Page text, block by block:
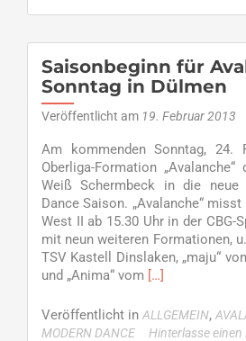
–
der
West
JMD
in
Saisonbeginn für
Sonntag in Dülmen
Veröffentlicht am 19. Februar 2013
Am kommenden Sonntag, 24.
Oberliga-Formation „Avalanche“
Weiß Schermbeck in die neue
Dance Saison. „Avalanche“
West II ab 15.30 Uhr in der CBG-
mit neun weiteren Formationen,
TSV Kastell Dinslaken, „maju“
und „Anima“ vom Read
about
Saisonbeginn
[…]
Veröffentlicht in ALLGEMEIN,
MODERN DANCE
Hinterlasse